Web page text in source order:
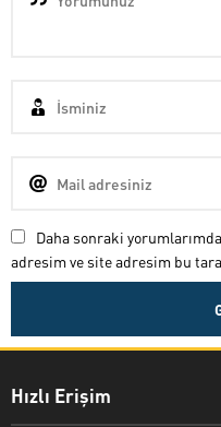
Daha sonraki
adresim ve site adresim bu
Hızlı Erişim